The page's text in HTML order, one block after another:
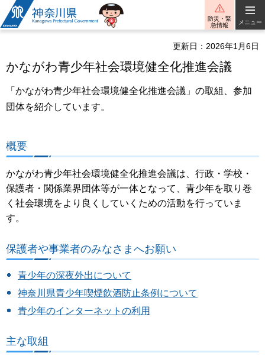
神奈川県
防災・緊
急情報
メニュー
更新日：2026年1月6日
かながわ青少年社会環境健全化推進会議
「かながわ青少年社会環境健全化推進会議」の取組、参加
団体を紹介しています。
概要
かながわ青少年社会環境健全化推進会議は、行政・学校・
保護者・関係業界団体等が一体となって、青少年を取り巻
く社会環境をより良くしていくための活動を行っていま
す。
保護者や事業者のみなさまへお願い
青少年の深夜外出について
神奈川県青少年喫煙飲酒防止条例について
青少年のインターネットの利用
主な取組